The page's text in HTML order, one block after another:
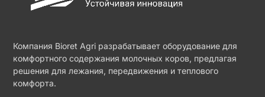
Компания Bioret Agri разрабатывает оборудование для
комфортного содержания молочных коров, предлагая
решения для лежания, передвижения и теплового
комфорта.